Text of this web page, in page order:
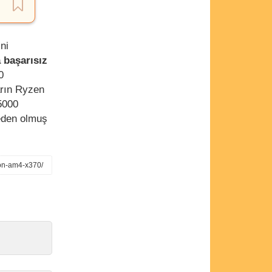
Ryzen
olmuş
am4-x370/